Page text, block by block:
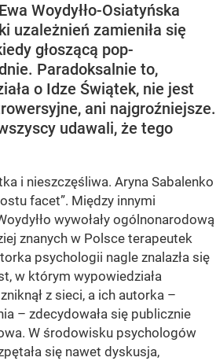
Woydyłło-Osiatyńska
uzależnień zamieniła się
głoszącą pop-
Paradoksalnie to,
o Idze Świątek, nie jest
ani najgroźniejsze.
udawali, że tego
i nieszczęśliwa. Aryna Sabalenko
facet”. Między innymi
wywołały ogólnonarodową
znanych w Polsce terapeutek
psychologii nagle znalazła się
w którym wypowiedziała
z sieci, a ich autorka –
– zdecydowała się publicznie
W środowisku psychologów
się nawet dyskusja,